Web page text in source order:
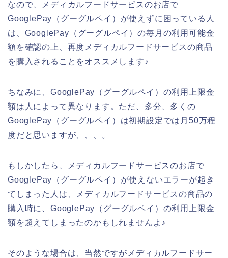
なので、メディカルフードサービスのお店で
GooglePay（グーグルペイ）が使えずに困っている人
は、GooglePay（グーグルペイ）の毎月の利用可能金
額を確認の上、再度メディカルフードサービスの商品
を購入されることをオススメします♪
ちなみに、GooglePay（グーグルペイ）の利用上限金
額は人によって異なります。ただ、多分、多くの
GooglePay（グーグルペイ）は初期設定では月50万程
度だと思いますが、、、。
もしかしたら、メディカルフードサービスのお店で
GooglePay（グーグルペイ）が使えないエラーが起き
てしまった人は、メディカルフードサービスの商品の
購入時に、GooglePay（グーグルペイ）の利用上限金
額を超えてしまったのかもしれませんよ♪
そのような場合は、当然ですがメディカルフードサー